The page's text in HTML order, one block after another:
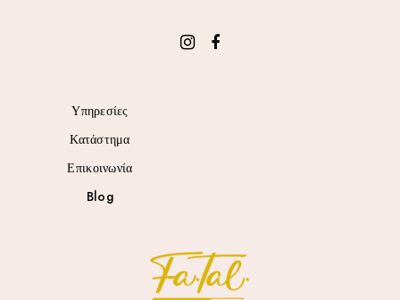
Υπηρεσίες
Κατάστημα
Επικοινωνία
Blog